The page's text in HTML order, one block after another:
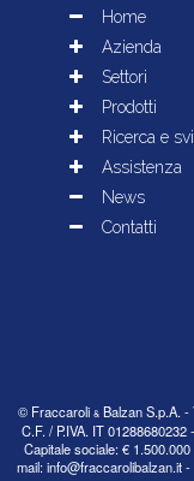
© Fraccaroli &Balzan S.p.A. -
C.F. / P.IVA. IT
Capitale sociale: € 1.500.000
mail:info@fraccarolibalzan.it-